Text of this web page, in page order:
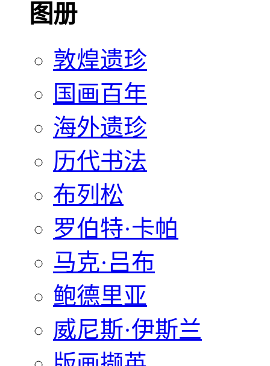
图册
敦煌遗珍
国画百年
海外遗珍
历代书法
布列松
罗伯特·卡帕
马克·吕布
鲍德里亚
威尼斯·伊斯兰